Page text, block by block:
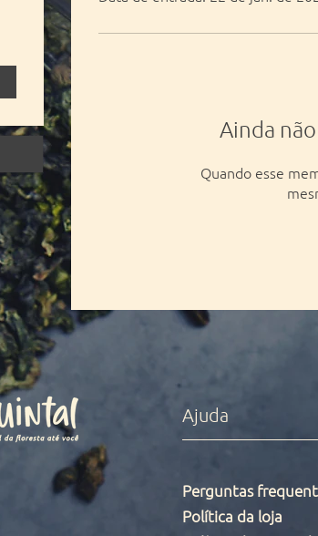
Ainda
Quando esse
Ajuda
Perguntas
Política da loja